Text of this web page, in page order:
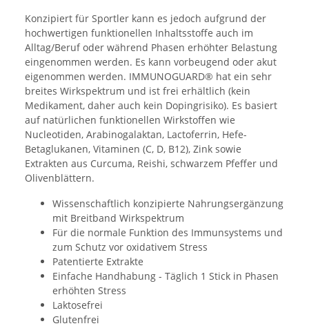
Konzipiert für Sportler kann es jedoch aufgrund der
hochwertigen funktionellen Inhaltsstoffe auch im
Alltag/Beruf oder während Phasen erhöhter Belastung
eingenommen werden. Es kann vorbeugend oder akut
eigenommen werden. IMMUNOGUARD® hat ein sehr
breites Wirkspektrum und ist frei erhältlich (kein
Medikament, daher auch kein Dopingrisiko). Es basiert
auf natürlichen funktionellen Wirkstoffen wie
Nucleotiden, Arabinogalaktan, Lactoferrin, Hefe-
Betaglukanen, Vitaminen (C, D, B12), Zink sowie
Extrakten aus Curcuma, Reishi, schwarzem Pfeffer und
Olivenblättern.
Wissenschaftlich konzipierte Nahrungsergänzung
mit Breitband Wirkspektrum
Für die normale Funktion des Immunsystems und
zum Schutz vor oxidativem Stress
Patentierte Extrakte
Einfache Handhabung - Täglich 1 Stick in Phasen
erhöhten Stress
Laktosefrei
Glutenfrei